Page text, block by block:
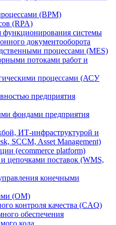
(BPM)
(RPA)
функционирования системы
документооборота
процессами (MES)
потоками работ и
процессами (АСУ
предприятия
фондами предприятия
ИТ-инфраструктурой и
SCCM, Asset Management)
(ecommerce platform)
цепочками поставок (WMS,
конечными
(OM)
контроля качества (CAQ)
обеспечения
кода